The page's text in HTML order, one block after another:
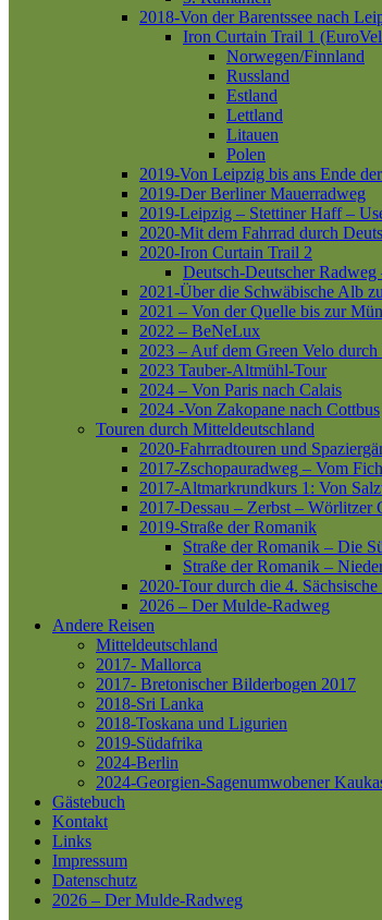
2018-Von der Barentssee nach
Iron Curtain Trail 1
Norwegen/Finnland
Russland
Estland
Lettland
Litauen
Polen
2019-Von Leipzig bis ans Ende
2019-Der Berliner Mauerradweg
2019-Leipzig – Stettiner Haff –
2020-Mit dem Fahrrad durch
2020-Iron Curtain Trail 2
Deutsch-Deutscher
2021-Über die Schwäbische Alb
2021 – Von der Quelle bis zur
2022 – BeNeLux
2023 – Auf dem Green Velo durch
2023 Tauber-Altmühl-Tour
2024 – Von Paris nach Calais
2024 -Von Zakopane nach Cottbus
Touren durch Mitteldeutschland
2020-Fahrradtouren und
2017-Zschopauradweg – Vom
2017-Altmarkrundkurs 1: Von
2017-Dessau – Zerbst – Wörlitzer
2019-Straße der Romanik
Straße der Romanik – Die
Straße der Romanik –
2020-Tour durch die 4.
2026 – Der Mulde-Radweg
Andere Reisen
Mitteldeutschland
2017- Mallorca
2017- Bretonischer Bilderbogen 2017
2018-Sri Lanka
2018-Toskana und Ligurien
2019-Südafrika
2024-Berlin
2024-Georgien-Sagenumwobener
Gästebuch
Kontakt
Links
Impressum
Datenschutz
2026 – Der Mulde-Radweg